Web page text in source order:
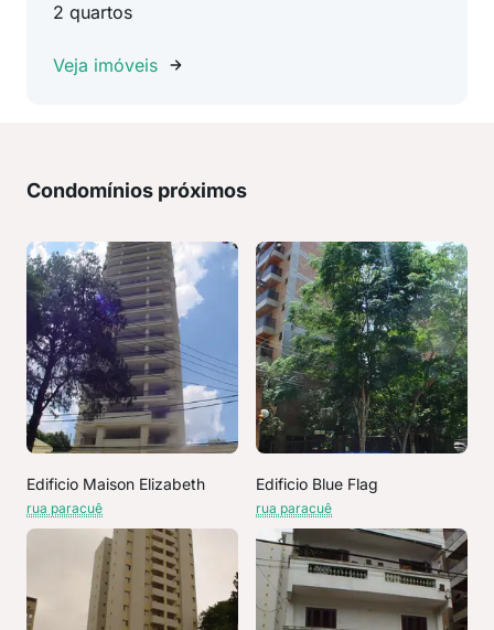
2 quartos
Veja imóveis
Condomínios próximos
Edificio Maison Elizabeth
rua paracuê
Edificio Blue Flag
rua paracuê